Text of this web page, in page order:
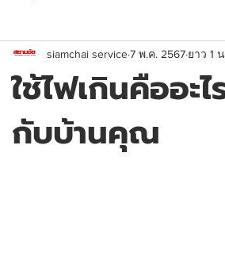
ใช้ไฟเกินคืออะ
กับบ้านคุณ
siamchai service7 พ.ค. 2567 ยาว 1